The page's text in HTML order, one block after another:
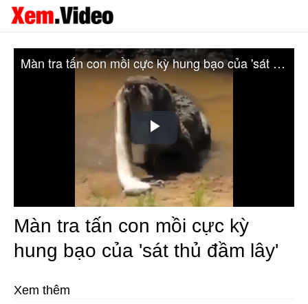
Play
Video
Màn tra tấn con mồi cực kỳ hung bạo của 'sát thủ đầm lây'
Màn tra tấn con mồi cực kỳ
hung bạo của 'sát thủ đầm lây'
Xem thêm